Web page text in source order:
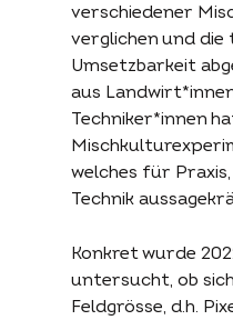
Über uns
Partner
Kontakt
Archiv
verschiedener
verglichen und die
Umsetzbarkeit
aus
Techniker*innen
welches für
Technik
Konkret wurde
untersucht, ob
Feldgrösse, d.h.